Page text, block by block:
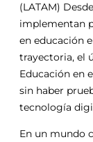
(LATAM)
implementan
en educación
trayectoria, el
Educación en
sin haber
tecnología
En un mundo